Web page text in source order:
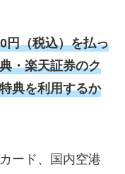
円（税込）を払っ
・楽天証券のク
典を利用するか
ード、国内空港